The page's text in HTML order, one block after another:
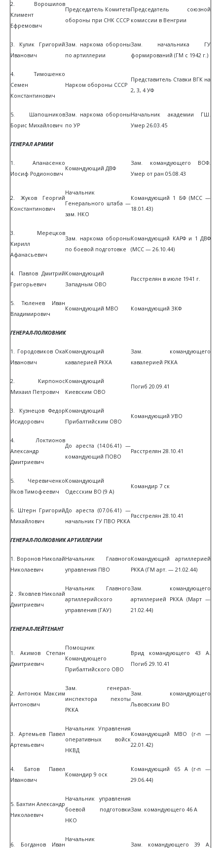
2. Ворошилов
Климент
Ефремович
Председатель Комитета
обороны при СНК СССР
Председатель союзной
комиссии в Венгрии
3. Кулик Григорий
Иванович
Зам. наркома обороны
по артиллерии
Зам. начальника ГУ
формирований (ГМ с 1942 г.)
4. Тимошенко
Семен
Константинович
Нарком обороны СССР
Представитель Ставки ВГК на
2, 3, 4 УФ
5. Шапошников
Борис Михайлович
Зам. наркома обороны
по УР
Начальник академии ГШ.
Умер 26.03.45
ГЕНЕРАЛ АРМИИ
1. Апанасенко
Иосиф Родионович
Командующий ДВФ
Зам. командующего ВОФ.
Умер от ран 05.08.43
2. Жуков Георгий
Константинович
Начальник
Генерального штаба —
зам. НКО
Командующий 1 БФ (МСС —
18.01.43)
3. Мерецков
Кирилл
Афанасьевич
Зам. наркома обороны
по боевой подготовке
Командующий КАРФ и 1 ДВФ
(МСС — 26.10.44)
4. Павлов Дмитрий
Григорьевич
Командующий
Западным ОВО
Расстрелян в июле 1941 г.
5. Тюленев Иван
Владимирович
Командующий МВО Командующий ЗКФ
ГЕНЕРАЛ-ПОЛКОВНИК
1. Городовиков Ока
Иванович
Командующий
кавалерией РККА
Зам. командующего
кавалерией РККА
2. Кирпонос
Михаил Петрович
Командующий
Киевским ОВО
Погиб 20.09.41
3. Кузнецов Федор
Исидорович
Командующий
Прибалтийским ОВО
Командующий УВО
4. Локтионов
Александр
Дмитриевич
До ареста (14.06.41) —
командующий ПОВО
Расстрелян 28.10.41
5. Черевиченко
Яков Тимофеевич
Командующий
Одесским ВО (9 А)
Командир 7 ск
6. Штерн Григорий
Михайлович
До ареста (07.06.41) —
начальник ГУ ПВО РККА
Расстрелян 28.10.41
ГЕНЕРАЛ-ПОЛКОВНИК АРТИЛЛЕРИИ
1. Воронов Николай
Николаевич
Начальник Главного
управления ПВО
Командующий артиллерией
РККА (ГМ арт. — 21.02.44)
2 . Яковлев Николай
Дмитриевич
Начальник Главного
артиллерийского
управления (ГАУ)
Зам. командующего
артиллерией РККА (Март —
21.02.44)
ГЕНЕРАЛ-ЛЕЙТЕНАНТ
1. Акимов Степан
Дмитриевич
Помощник
Командующего
Прибалтийского ОВО
Врид командующего 43 А.
Погиб 29.10.41
2. Антонюк Максим
Антонович
Зам. генерал-
инспектора пехоты
РККА
Зам. командующего
Львовским ВО
3. Артемьев Павел
Артемьевич
Начальник Управления
оперативных войск
НКВД
Командующий МВО (г-п —
22.01.42)
4. Батов Павел
Иванович
Командир 9 оск
Командующий 65 А (г-п —
29.06.44)
5. Бахтин Александр
Николаевич
Начальник управления
боевой подготовки
НКО
Зам. командующего 46 А
6. Богданов Иван
Начальник
Зам. командующего 39 А.